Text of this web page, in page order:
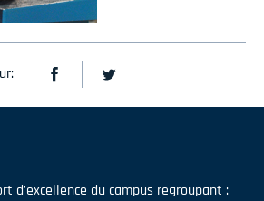
d'excellence du campus regroupant :